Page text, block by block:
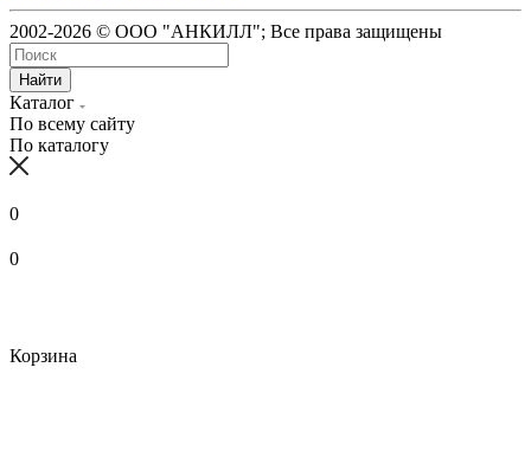
2002-2026 © ООО "АНКИЛЛ"; Все права защищены
Найти
Каталог
По всему сайту
По каталогу
0
0
Корзина